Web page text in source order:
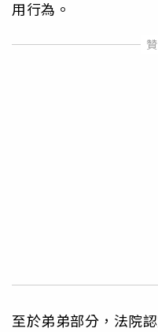
用行為。
至於弟弟部分，法院